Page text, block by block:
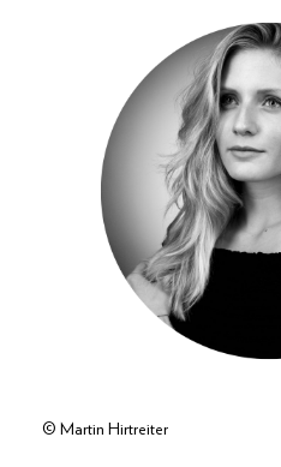
© Martin Hirtreiter